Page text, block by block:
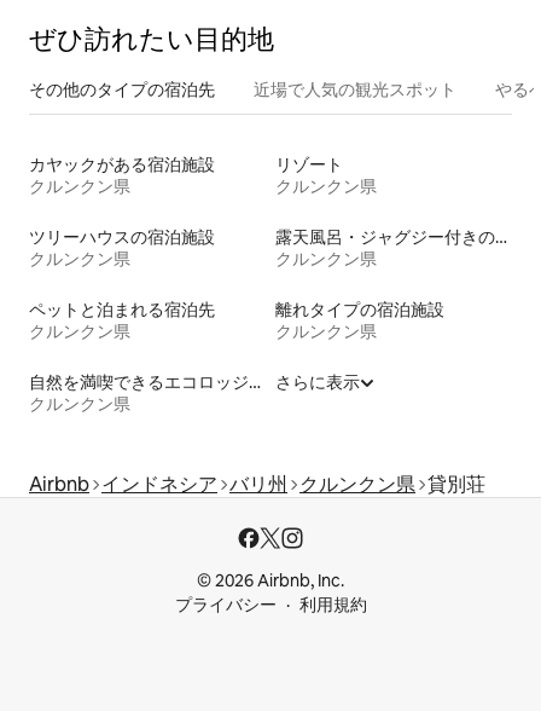
ぜひ訪⁠れ⁠た⁠い目⁠的⁠地
その他のタ⁠イ⁠プ⁠の宿⁠泊⁠先 近場で人気の観光スポット やる
カヤックがある宿泊施設
クルンクン県
リゾート
クルンクン県
ツリーハウスの宿泊施設
クルンクン県
露天風呂・ジャグジー付きの宿泊施設
クルンクン県
ペットと泊まれる宿泊先
クルンクン県
離れタイプの宿泊施設
クルンクン県
自然を満喫できるエコロッジの宿泊施設
クルンクン県
さらに表示
Airbnb インドネシア バリ州 クルンクン県 貸別荘
© 2026 Airbnb, Inc.
プライバシー
利用規約